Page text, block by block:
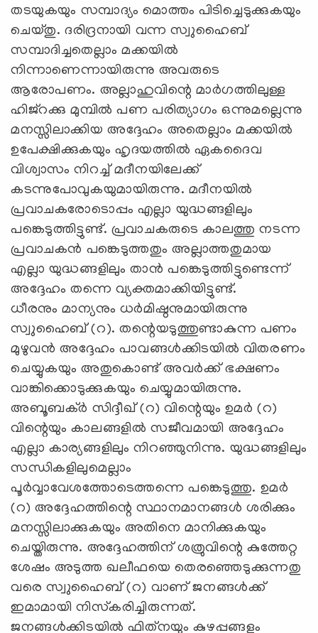
തടയുകയും സമ്പാദ്യം മൊത്തം പിടിച്ചെടുക്കുകയും
ചെയ്തു. ദരിദ്രനായി വന്ന സ്വുഹൈബ്
സമ്പാദിച്ചതെല്ലാം മക്കയില്‍
നിന്നാണെന്നായിരുന്നു അവരുടെ
ആരോപണം. അല്ലാഹുവിന്റെ മാര്‍ഗത്തിലുള്ള
ഹിജ്‌റക്കു മുമ്പില്‍ പണ പരിത്യാഗം ഒന്നുമല്ലെന്നു
മനസ്സിലാക്കിയ അദ്ദേഹം അതെല്ലാം മക്കയില്‍
ഉപേക്ഷിക്കുകയും ഹൃദയത്തില്‍ ഏകദൈവ
വിശ്വാസം നിറച്ച് മദീനയിലേക്ക്
കടന്നുപോവുകയുമായിരുന്നു. മദീനയില്‍
പ്രവാചകരോടൊപ്പം എല്ലാ യുദ്ധങ്ങളിലും
പങ്കെടുത്തിട്ടുണ്ട്. പ്രവാചകരുടെ കാലത്തു നടന്ന
പ്രവാചകന്‍ പങ്കെടുത്തതും അല്ലാത്തതുമായ
എല്ലാ യുദ്ധങ്ങളിലും താന്‍ പങ്കെടുത്തിട്ടുണ്ടെന്ന്
അദ്ദേഹം തന്നെ വ്യക്തമാക്കിയിട്ടുണ്ട്.
ധീരനും മാന്യനും ധര്‍മിഷ്ഠനുമായിരുന്നു
സ്വുഹൈബ് (റ). തന്റെയടുത്തുണ്ടാകുന്ന പണം
മുഴുവന്‍ അദ്ദേഹം പാവങ്ങള്‍ക്കിടയില്‍ വിതരണം
ചെയ്യുകയും അതുകൊണ്ട് അവര്‍ക്ക് ഭക്ഷണം
വാങ്കിക്കൊടുക്കുകയും ചെയ്യുമായിരുന്നു.
അബൂബക്ര്‍ സിദ്ദീഖ് (റ) വിന്റെയും ഉമര്‍ (റ)
വിന്റെയും കാലങ്ങളില്‍ സജീവമായി അദ്ദേഹം
എല്ലാ കാര്യങ്ങളിലും നിറഞ്ഞുനിന്നു. യുദ്ധങ്ങളിലും
സന്ധികളിലുമെല്ലാം
പൂര്‍വ്വാവേശത്തോടെത്തന്നെ പങ്കെടുത്തു. ഉമര്‍
(റ) അദ്ദേഹത്തിന്റെ സ്ഥാനമാനങ്ങള്‍ ശരിക്കും
മനസ്സിലാക്കുകയും അതിനെ മാനിക്കുകയും
ചെയ്തിരുന്നു. അദ്ദേഹത്തിന് ശത്രുവിന്റെ കുത്തേറ്റ
ശേഷം അടുത്ത ഖലീഫയെ തെരഞ്ഞെടുക്കുന്നതു
വരെ സ്വുഹൈബ് (റ) വാണ് ജനങ്ങള്‍ക്ക്
ഇമാമായി നിസ്‌കരിച്ചിരുന്നത്.
ജനങ്ങള്‍ക്കിടയില്‍ ഫിത്‌നയും കുഴപ്പങ്ങളും